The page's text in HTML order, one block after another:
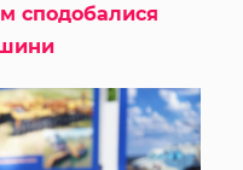
сподобалися